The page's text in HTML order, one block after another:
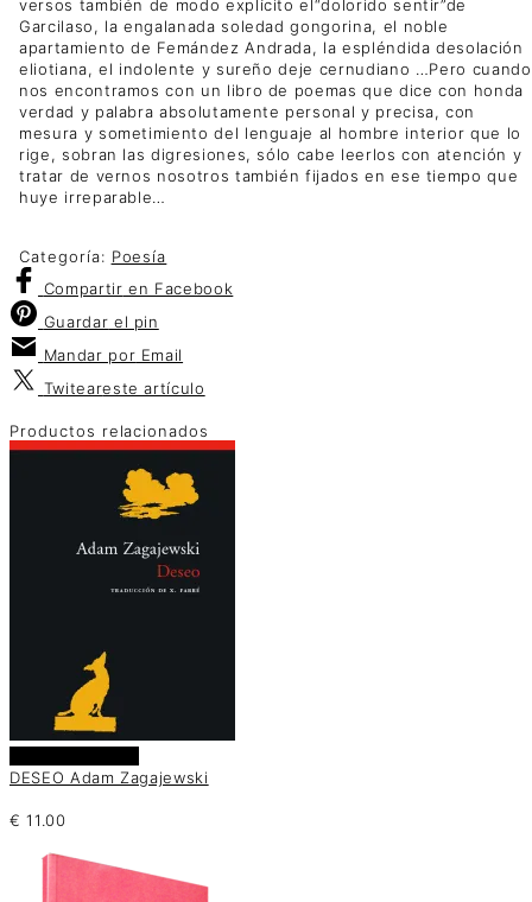
versos también de modo explícito el“dolorido sentir”de
Garcilaso, la engalanada soledad gongorina, el noble
apartamiento de Femández Andrada, la espléndida desolación
eliotiana, el indolente y sureño deje cernudiano …Pero cuando
nos encontramos con un libro de poemas que dice con honda
verdad y palabra absolutamente personal y precisa, con
mesura y sometimiento del lenguaje al hombre interior que lo
rige, sobran las digresiones, sólo cabe leerlos con atención y
tratar de vernos nosotros también fijados en ese tiempo que
huye irreparable…
Categoría: Poesía
Compartir en Facebook
Guardar el pin
Mandar por Email
Twiteareste artículo
Productos relacionados
DESEO Adam Zagajewski
€ 11.00